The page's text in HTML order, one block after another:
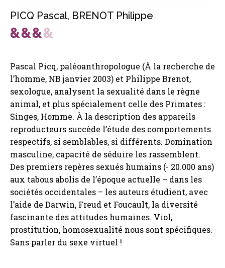
PICQ Pascal, BRENOT Philippe
Pascal Picq, paléoanthropologue (À la recherche de
l’homme, NB janvier 2003) et Philippe Brenot,
sexologue, analysent la sexualité dans le règne
animal, et plus spécialement celle des Primates :
Singes, Homme. À la description des appareils
reproducteurs succède l’étude des comportements
respectifs, si semblables, si différents. Domination
masculine, capacité de séduire les rassemblent.
Des premiers repères sexués humains (- 20.000 ans)
aux tabous abolis de l’époque actuelle – dans les
sociétés occidentales – les auteurs étudient, avec
l’aide de Darwin, Freud et Foucault, la diversité
fascinante des attitudes humaines. Viol,
prostitution, homosexualité nous sont spécifiques.
Sans parler du sexe virtuel !